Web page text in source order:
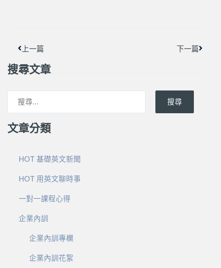
上一篇 下一篇
搜尋文章
搜尋
文章分類
HOT 基礎英文新聞
HOT 用英文聊時事
一對一課程心得
企業內訓
企業內訓專欄
企業內訓花絮